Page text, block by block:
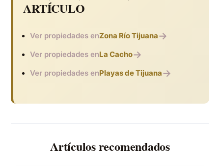
ARTÍCULO
Ver propiedades enZona Río Tijuana→
Ver propiedades enLa Cacho→
Ver propiedades enPlayas de Tijuana→
Artículos recomendados